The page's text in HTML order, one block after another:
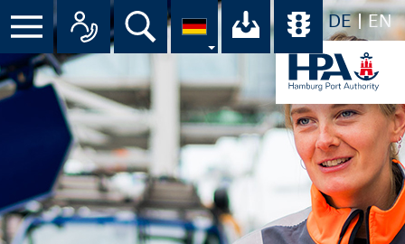
DE EN
Menü Alle Ansprechpartner im
Suche Ihr Download-